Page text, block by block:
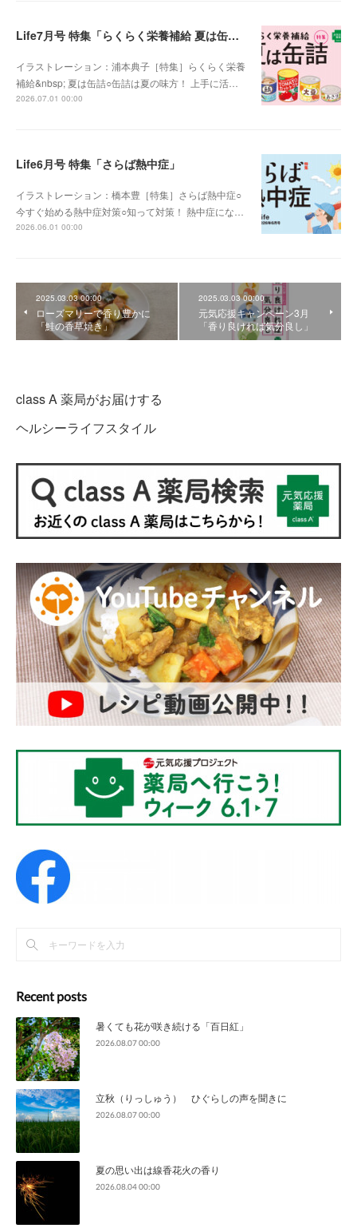
Life7月号 特集「らくらく栄養補給 夏は缶詰」
イラストレーション：浦本典子［特集］らくらく栄養
補給&nbsp; 夏は缶詰○缶詰は夏の味方！ 上手に活…
2026.07.01 00:00
Life6月号 特集「さらば熱中症」
イラストレーション：橋本豊［特集］さらば熱中症○
今すぐ始める熱中症対策○知って対策！ 熱中症にな…
2026.06.01 00:00
2025.03.03 00:00
ローズマリーで香り豊かに
「鮭の香草焼き」
2025.03.03 00:00
元気応援キャンペーン3月
「香り良ければ気分良し」
class A 薬局がお届けする
ヘルシーライフスタイル
Recent posts
暑くても花が咲き続ける「百日紅」
2026.08.07 00:00
立秋（りっしゅう） ひぐらしの声を聞きに
2026.08.07 00:00
夏の思い出は線香花火の香り
2026.08.04 00:00